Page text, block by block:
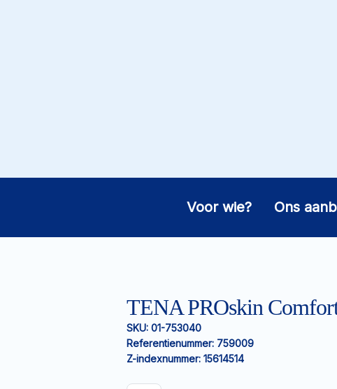
Voor wie? Ons
TENA PROskin
SKU: 01-753040
Referentienummer: 759009
Z-indexnummer: 15614514